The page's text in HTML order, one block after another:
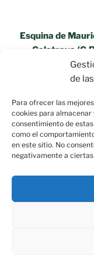
de
Para ofrecer las
cookies para
consentimiento de
como el
en este sitio. No
negativamente a
Esquina de
Calatrava
«Aviso Legal»
Política de